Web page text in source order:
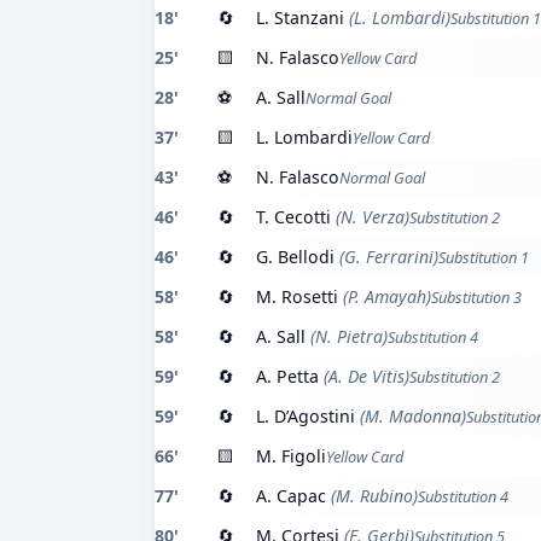
18' 🔄 L. Stanzani (L. Lombardi)Substitution 1
25' 🟨 N. FalascoYellow Card
28' ⚽ A. SallNormal Goal
37' 🟨 L. LombardiYellow Card
43' ⚽ N. FalascoNormal Goal
46' 🔄 T. Cecotti (N. Verza)Substitution 2
46' 🔄 G. Bellodi (G. Ferrarini)Substitution 1
58' 🔄 M. Rosetti (P. Amayah)Substitution 3
58' 🔄 A. Sall (N. Pietra)Substitution 4
59' 🔄 A. Petta (A. De Vitis)Substitution 2
59' 🔄 L. D’Agostini (M. Madonna)
66' 🟨 M. FigoliYellow Card
77' 🔄 A. Capac (M. Rubino)Substitution 4
80' 🔄 M. Cortesi (E. Gerbi)Substitution 5